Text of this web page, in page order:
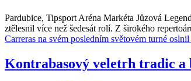
Pardubice, Tipsport Aréna Markéta Jůzová
ztělesnil více než šedesát rolí. Z širokého
Carreras na svém posledním světovém turné
Kontrabasový veletrh tradic a